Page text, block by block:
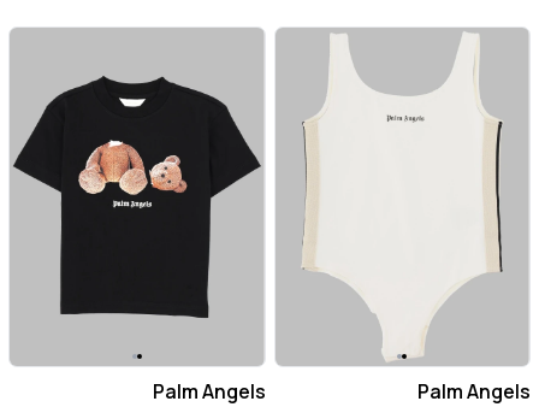
Palm Angels
Palm Angels